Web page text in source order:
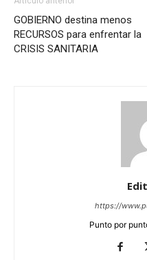
GOBIERNO destina menos
RECURSOS para enfrentar la
CRISIS SANITARIA
https://
Punto por